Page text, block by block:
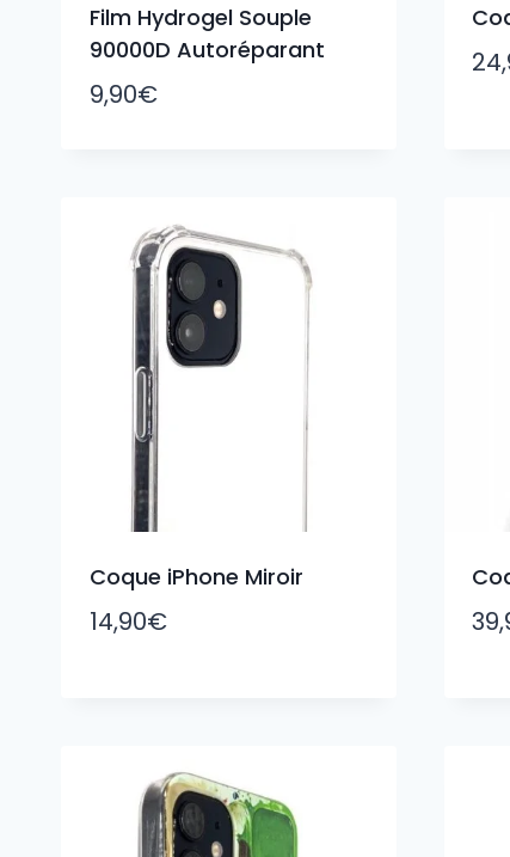
Film Hydrogel Souple
90000D Autoréparant
9,90€
Coque iPhone Miroir
14,90€